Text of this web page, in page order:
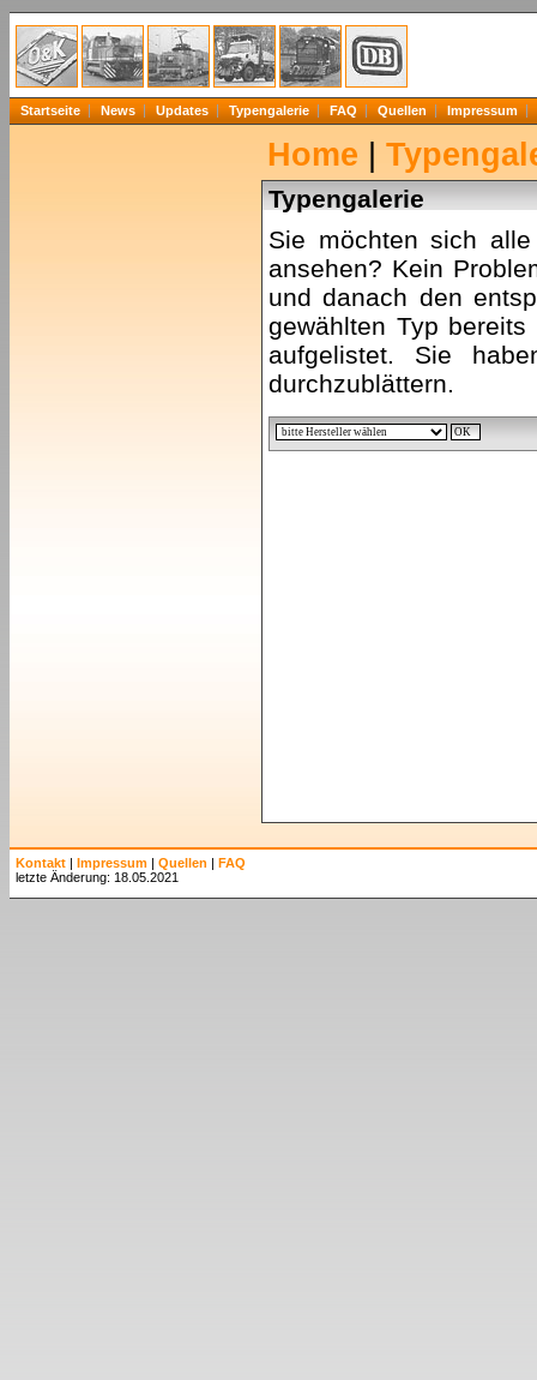
Startseite News Updates Typengalerie FAQ Quellen Impressum
Home
Typengalerie
Sie möchten sich
ansehen? Kein
und danach den
gewählten Typ
aufgelistet. Sie
durchzublättern.
Kontakt | Impressum | Quellen | FAQ
letzte Änderung: 18.05.2021